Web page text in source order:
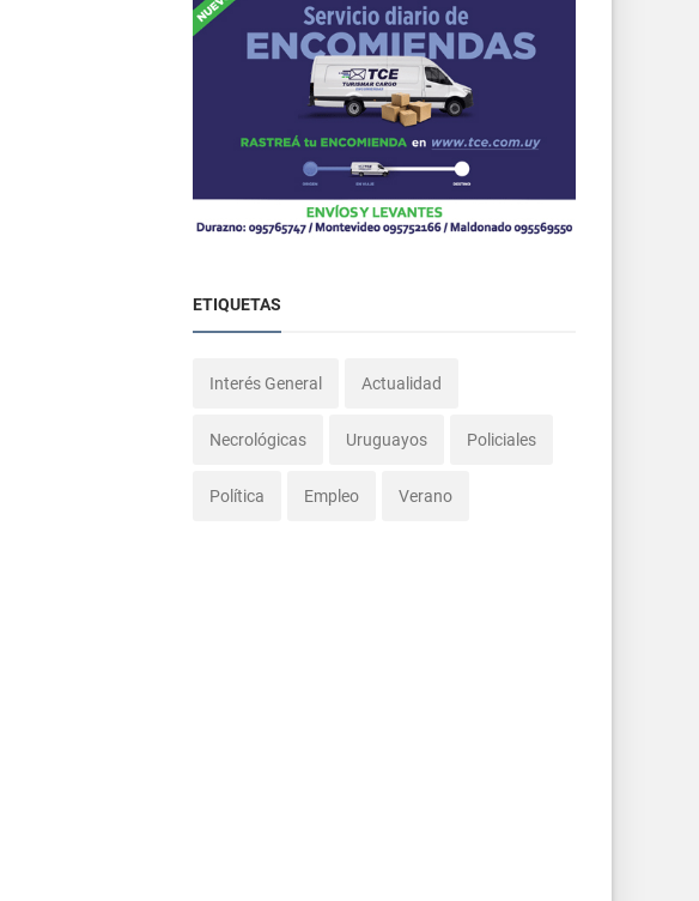
ETIQUETAS
Interés General Actualidad
Necrológicas Uruguayos Policiales
Política Empleo Verano